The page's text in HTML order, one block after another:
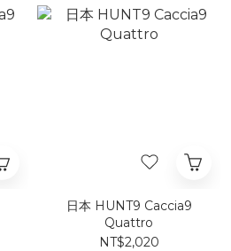
日本 HUNT9 Caccia9
Quattro
NT$2,020